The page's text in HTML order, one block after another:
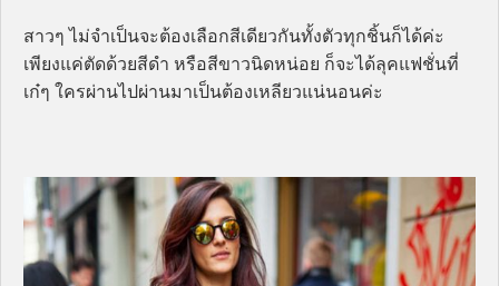
สาวๆ ไม่จำเป็นจะต้องเลือกสีเดียวกันทั้งตัวทุกชิ้นก็ได้ค่ะ
เพียงแค่ตัดด้วยสีดำ หรือสีขาวนิดหน่อย ก็จะได้ลุคแฟชั่นที่
เก๋ๆ ใครผ่านไปผ่านมาเป็นต้องเหลียวแน่นอนค่ะ